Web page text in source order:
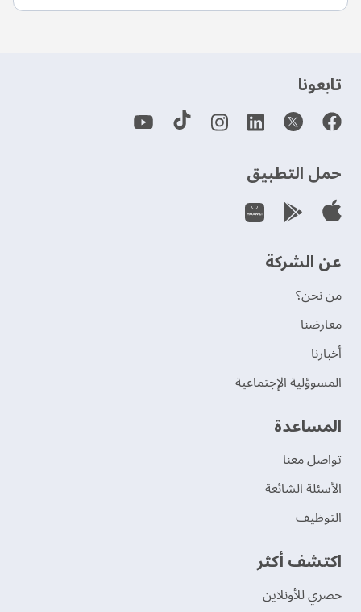
‫تابعونا‬
حمل التطبيق
عن الشركة
من نحن؟
‫معارضنا‬
‫أخبارنا‬
المسوؤلية الإجتماعية
‫المساعدة‬
تواصل معنا
الأسئلة الشائعة
التوظيف
اكتشف أكثر
حصري للأونلاين